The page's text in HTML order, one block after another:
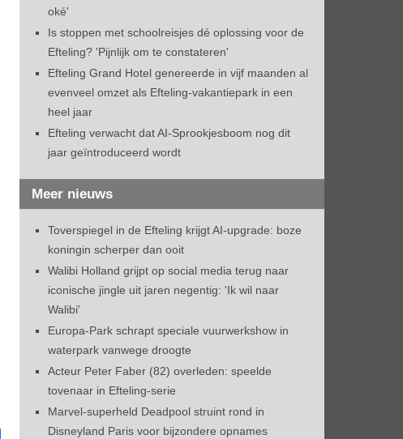
oké'
Is stoppen met schoolreisjes dé oplossing voor de
Efteling? 'Pijnlijk om te constateren'
Efteling Grand Hotel genereerde in vijf maanden al
evenveel omzet als Efteling-vakantiepark in een
heel jaar
Efteling verwacht dat AI-Sprookjesboom nog dit
jaar geïntroduceerd wordt
Meer nieuws
Toverspiegel in de Efteling krijgt AI-upgrade: boze
koningin scherper dan ooit
Walibi Holland grijpt op social media terug naar
iconische jingle uit jaren negentig: 'Ik wil naar
Walibi'
Europa-Park schrapt speciale vuurwerkshow in
waterpark vanwege droogte
Acteur Peter Faber (82) overleden: speelde
tovenaar in Efteling-serie
Marvel-superheld Deadpool struint rond in
Disneyland Paris voor bijzondere opnames